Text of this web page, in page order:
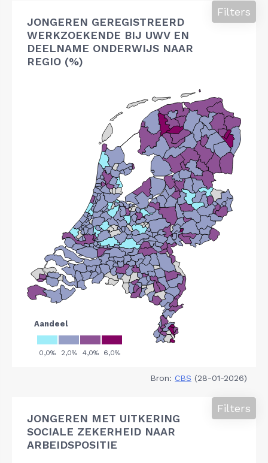
JONGEREN GEREGISTREERD
WERKZOEKENDE BIJ UWV EN
DEELNAME ONDERWIJS NAAR
REGIO (%)
Filters
Bron: CBS (28-01-2026)
JONGEREN MET UITKERING
SOCIALE ZEKERHEID NAAR
ARBEIDSPOSITIE
Filters